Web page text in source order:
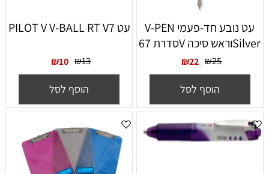
עט נובע חד-פעמי V-PEN
Silverוראש סיכה Vסדרת 67
₪25
₪22
הוסף לסל
עט PILOT V V-BALL RT V7
₪13
₪10
הוסף לסל